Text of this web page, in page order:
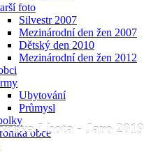
foto
Silvestr 2007
Mezinárodní den žen 2007
Dětský den 2010
Mezinárodní den žen 2012
Ubytování
Průmysl
obce
Lhota - Jaro 2019